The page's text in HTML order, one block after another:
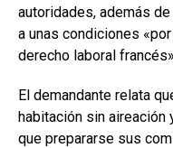
autoridades, además
a unas condiciones
derecho laboral
El demandante relata
habitación sin aireación
que prepararse sus